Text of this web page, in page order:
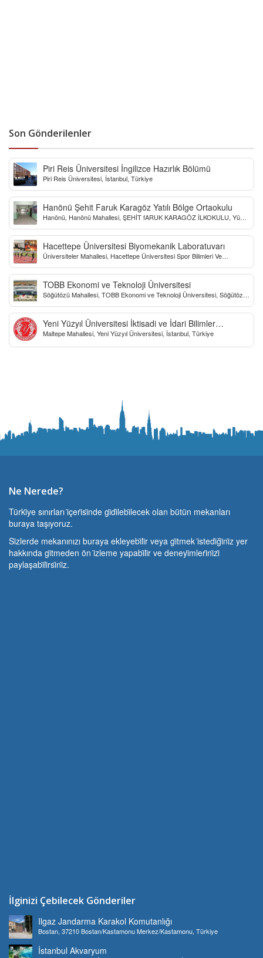
Son Gönderilenler
Piri Reis Üniversitesi İngilizce Hazırlık Bölümü
Piri Reis Üniversitesi, İstanbul, Türkiye
Hanönü Şehit Faruk Karagöz Yatılı Bölge Ortaokulu
Hanönü, Hanönü Mahallesi, ŞEHİT fARUK KARAGÖZ İLKOKULU, Yücel
Hacettepe Üniversitesi Biyomekanik Laboratuvarı
Üniversiteler Mahallesi, Hacettepe Üniversitesi Spor Bilimleri Ve
TOBB Ekonomi ve Teknoloji Üniversitesi
Söğütözü Mahallesi, TOBB Ekonomi ve Teknoloji Üniversitesi, Söğütözü
Yeni Yüzyıl Üniversitesi İktisadi ve İdari Bilimler
Fakültesi
Maltepe Mahallesi, Yeni Yüzyıl Üniversitesi, İstanbul, Türkiye
Ne Nerede?
Türki̇ye sınırları i̇çeri̇si̇nde gi̇di̇lebi̇lecek olan bütün mekanları
buraya taşıyoruz.
Si̇zlerde mekanınızı buraya ekleyebi̇li̇r veya gi̇tmek i̇stedi̇ği̇ni̇z yer
hakkında gi̇tmeden ön i̇zleme yapabi̇li̇r ve deneyi̇mleri̇ni̇zi̇
paylaşabi̇li̇rsi̇ni̇z.
İlginizi Çebilecek Gönderiler
Ilgaz Jandarma Karakol Komutanlığı
Bostan, 37210 Bostan/Kastamonu Merkez/Kastamonu, Türkiye
İstanbul Akvaryum